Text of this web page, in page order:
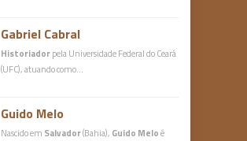
Gabriel Cabral
Historiadorpela Universidade Federal do Ceará
(UFC), atuando como…
Guido Melo
Nascido em Salvador(Bahia), Guido Meloé